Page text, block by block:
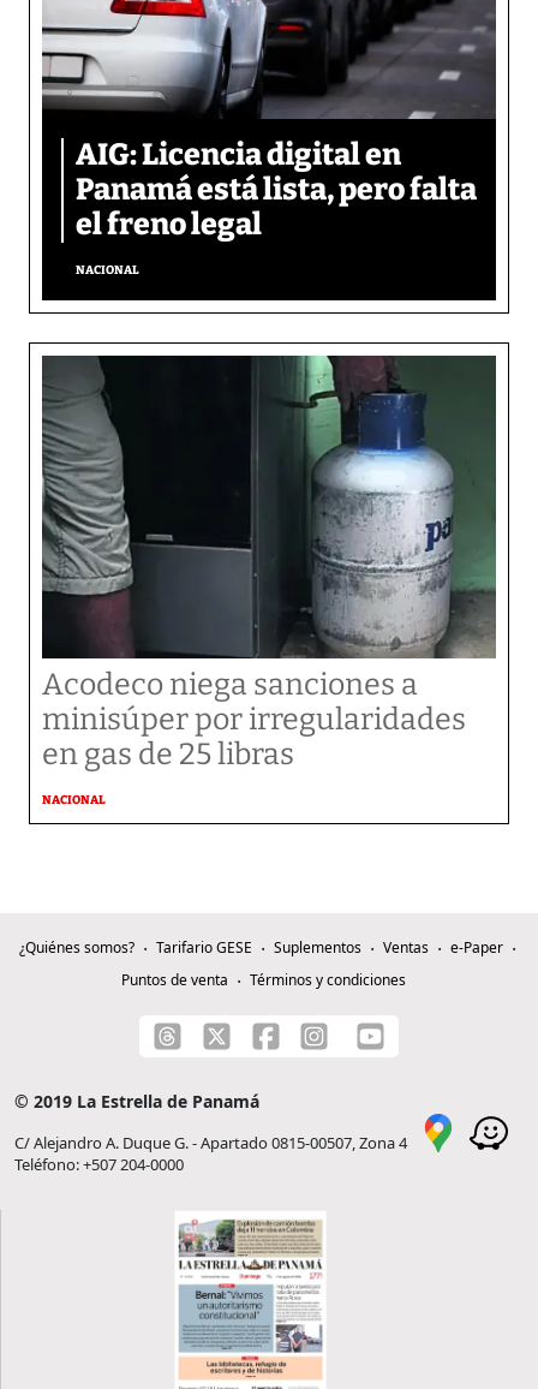
AIG: Licencia digital en
Panamá está lista, pero falta
el freno legal
NACIONAL
Acodeco niega sanciones a
minisúper por irregularidades
en gas de 25 libras
NACIONAL
¿Quiénes somos? Tarifario GESE Suplementos Ventas
e-Paper
Puntos de venta
Términos y condiciones
© 2019 La Estrella de Panamá
C/ Alejandro A. Duque G. - Apartado 0815-00507, Zona 4
Teléfono: +507 204-0000